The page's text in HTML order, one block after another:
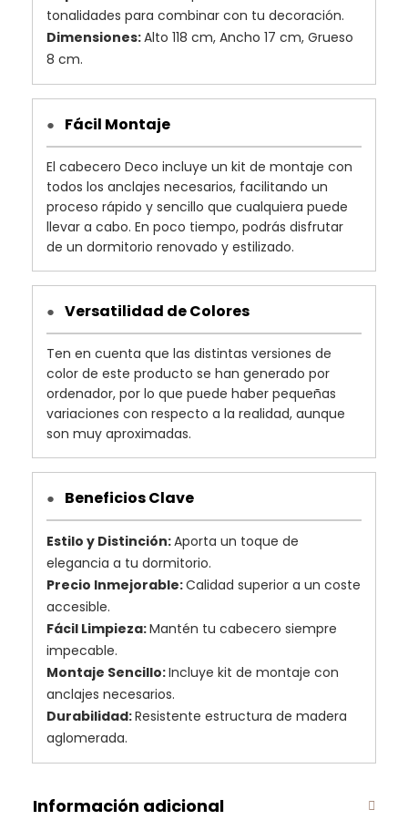
tonalidades para combinar con tu decoración.
Dimensiones:Alto 118 cm, Ancho 17 cm, Grueso
8 cm.
● Fácil Montaje
El cabecero Deco incluye un kit de montaje con
todos los anclajes necesarios, facilitando un
proceso rápido y sencillo que cualquiera puede
llevar a cabo. En poco tiempo, podrás disfrutar
de un dormitorio renovado y estilizado.
● Versatilidad de Colores
Ten en cuenta que las distintas versiones de
color de este producto se han generado por
ordenador, por lo que puede haber pequeñas
variaciones con respecto a la realidad, aunque
son muy aproximadas.
● Beneficios Clave
Estilo y Distinción:Aporta un toque de
elegancia a tu dormitorio.
Precio Inmejorable:Calidad superior a un coste
accesible.
Fácil Limpieza:Mantén tu cabecero siempre
impecable.
Montaje Sencillo:Incluye kit de montaje con
anclajes necesarios.
Durabilidad:Resistente estructura de madera
aglomerada.
Información adicional